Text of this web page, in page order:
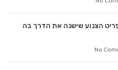
הצנוע שישנה את הדרך בה
No